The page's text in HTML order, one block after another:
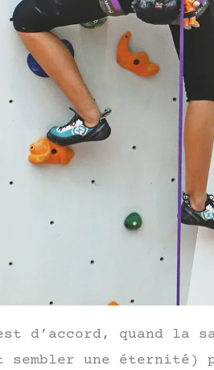
d’accord, quand la
sembler une éternité)